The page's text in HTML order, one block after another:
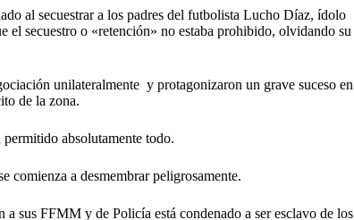
al secuestrar a los padres del futbolista Lucho Díaz, ídolo
secuestro o «retención» no estaba prohibido, olvidando su
unilateralmente y protagonizaron un grave suceso en
de la zona.
absolutamente todo.
comienza a desmembrar peligrosamente.
sus FFMM y de Policía está condenado a ser esclavo de los